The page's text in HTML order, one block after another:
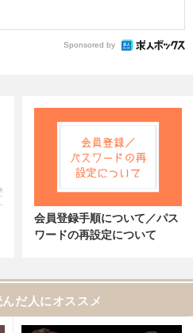
Sponsored by
会員登録手順について／パス
ワードの再設定について
んだ人にオススメ